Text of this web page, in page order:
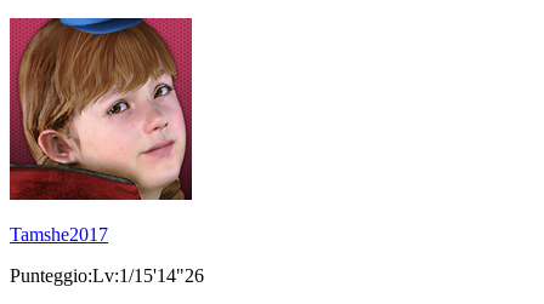
Tamshe2017
Punteggio:Lv:1/15'14"26